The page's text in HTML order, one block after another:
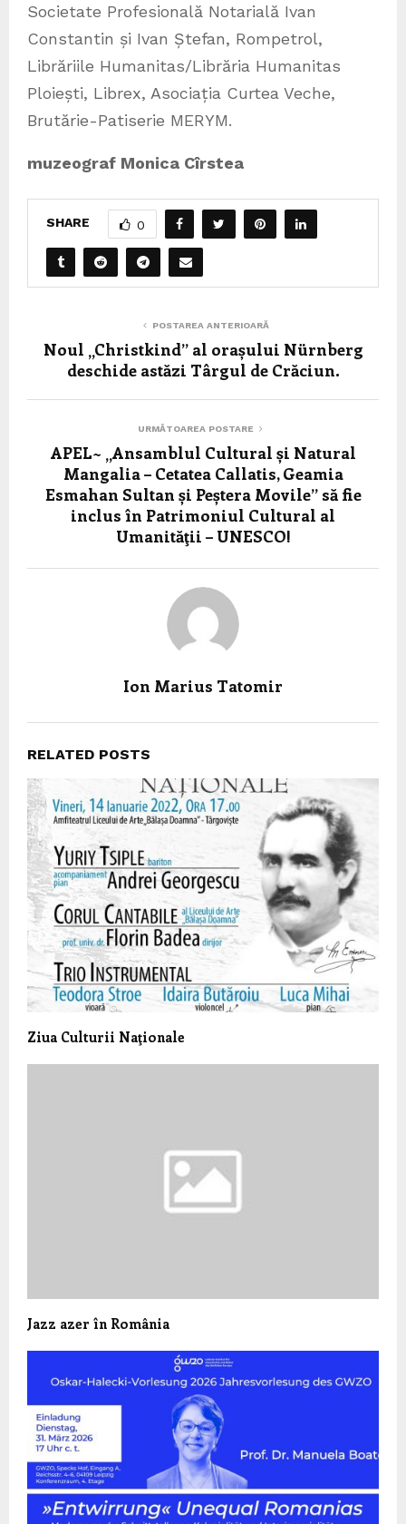
Societate Profesională Notarială Ivan
Constantin și Ivan Ștefan, Rompetrol,
Librăriile Humanitas/Librăria Humanitas
Ploiești, Librex, Asociația Curtea Veche,
Brutărie-Patiserie MERYM.
muzeograf Monica Cîrstea
SHARE 0
POSTAREA ANTERIOARĂ
Noul „Christkind” al orașului Nürnberg
deschide astăzi Târgul de Crăciun.
URMĂTOAREA POSTARE
APEL~ „Ansamblul Cultural și Natural
Mangalia – Cetatea Callatis, Geamia
Esmahan Sultan și Peștera Movile” să fie
inclus în Patrimoniul Cultural al
Umanităţii – UNESCO!
Ion Marius Tatomir
RELATED POSTS
Ziua Culturii Naţionale
Jazz azer în România